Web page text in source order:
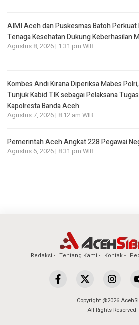
AIMI Aceh dan Puskesmas Batoh Perkuat
Tenaga Kesehatan Dukung Keberhasilan
Agustus 8, 2026 | 1:31 pm WIB
Kombes Andi Kirana Diperiksa Mabes
Tunjuk Kabid TIK sebagai Pelaksana Tugas
Kapolresta Banda Aceh
Agustus 7, 2026 | 8:12 am WIB
Pemerintah Aceh Angkat 228 Pegawai
Agustus 6, 2026 | 8:31 pm WIB
Redaksi Tentang Kami Kontak
Copyright @2026
All Rights Reserved